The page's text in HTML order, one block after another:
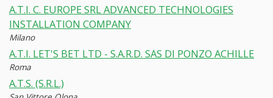
A.T.I. C. EUROPE SRL ADVANCED TECHNOLOGIES
INSTALLATION COMPANY
Milano
A.T.I. LET'S BET LTD - S.A.R.D. SAS DI PONZO ACHILLE
Roma
A.T.S. (S.R.L.)